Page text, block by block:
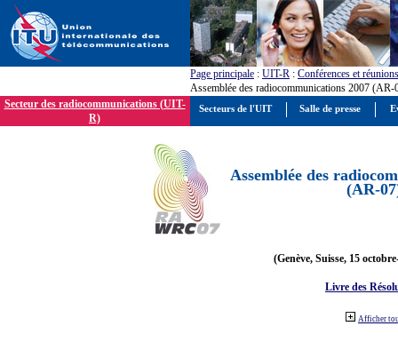
Page principale : UIT-R : Conférences et réunions
Assemblée des radiocommunications 2007 (AR-
Secteur des radiocommunications (UIT-
R)
Assemblée des
(AR-
(Genève, Suisse, 15
Livre des
Afficher
Secteurs de l'UIT Salle de presse